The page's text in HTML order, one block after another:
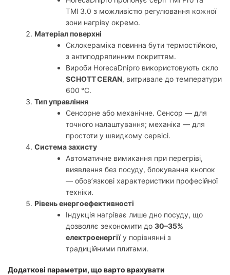
TMI 3.0 з можливістю регулювання кожної
зони нагріву окремо.
Матеріал поверхні
Склокераміка повинна бути термостійкою,
з антиподряпинним покриттям.
Вироби HorecaDnipro використовують скло
SCHOTT CERAN, витривале до температури
600 °С.
Тип управління
Сенсорне або механічне. Сенсор — для
точного налаштування; механіка — для
простоти у швидкому сервісі.
Система захисту
Автоматичне вимикання при перегріві,
виявлення без посуду, блокування кнопок
— обов’язкові характеристики професійної
техніки.
Рівень енергоефективності
Індукція нагріває лише дно посуду, що
дозволяє зекономити до30–35%
електроенергіїу порівнянні з
традиційними плитами.
Додаткові параметри, що варто врахувати